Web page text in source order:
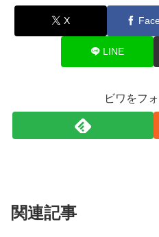
X
LINE
ビワをフ
関連記事